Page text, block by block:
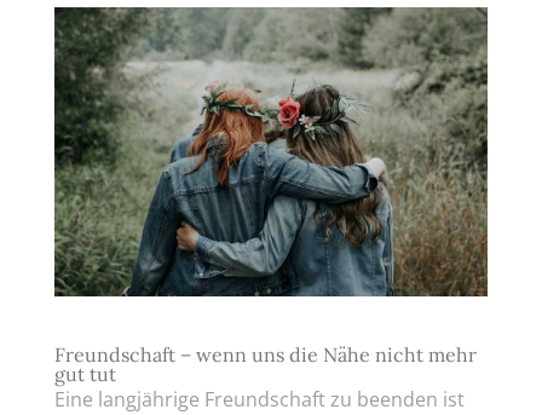
Freundschaft – wenn uns die Nähe nicht mehr
gut tut
Eine langjährige Freundschaft zu beenden ist